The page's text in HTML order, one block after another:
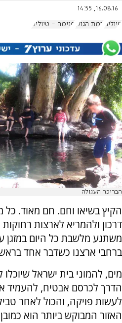
16.08.16, 14:55
טיולים רמת הגולן פנימה - טיולים
הבריכה העגולה
הקיץ בשיאו וחם. חם מאוד.
דרכון ולהמריא לארצות רחוקות
משתגע מלשבת כל היום במזגן
ברחבי ארצנו כשדבר אחד
מים, להמוני בית ישראל
הדרך לכרסם אבטיח, להעמיד
לעשות פויקה, והכול לאחר
האזור המבוקש ביותר הוא כמובן